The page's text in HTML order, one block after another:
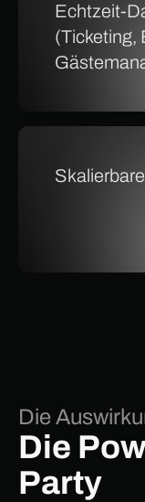
Echtzeit-
(Ticketing,
Die
Die
Party